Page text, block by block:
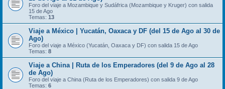
Foro del viaje a Mozambique y Sudáfrica (Mozambique y Kruger) con salida
15 de Ago
Temas: 13
Viaje a México | Yucatán, Oaxaca y DF (del 15 de Ago al 30 de
Ago)
Foro del viaje a México (Yucatán, Oaxaca y DF) con salida 15 de Ago
Temas: 8
Viaje a China | Ruta de los Emperadores (del 9 de Ago al 28
de Ago)
Foro del viaje a China (Ruta de los Emperadores) con salida 9 de Ago
Temas: 6